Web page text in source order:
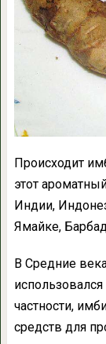
Происходит
этот
Индии,
Ямайке,
В Средние
частности,
средств для